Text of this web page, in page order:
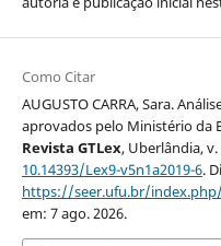
Como Citar
AUGUSTO CARRA, Sara.
aprovados pelo Ministério da
Revista GTLex, Uberlândia, v.
10.14393/Lex9-v5n1a2019-6.
https://seer.ufu.br/
em: 7 ago. 2026.